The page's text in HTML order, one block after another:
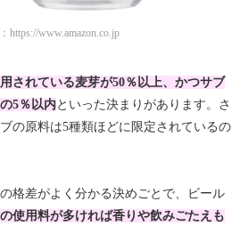
https://www.amazon.co.jp
されている麦芽が50％以上、かつサブ
5％以内 といった決まりがあります。さ
の原料は5種類ほどに限定されているの
格差がよく分かる決めごとで、ビール
使用料が多ければ香りや飲みごたえも